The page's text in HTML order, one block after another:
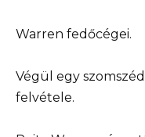
Warren fedőcégei.
Végül egy
felvétele.